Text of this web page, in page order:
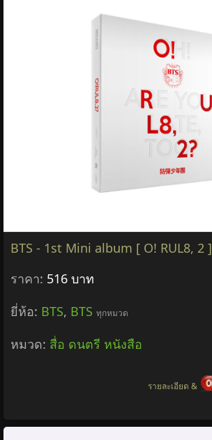
BTS - 1st Mini album [ O! RUL8, 2 ]
ราคา: 516 บาท
ยี่ห้อ: BTS, BTS ทุกหมวด
หมวด: สื่อ ดนตรี หนังสือ
รายละเอียด &